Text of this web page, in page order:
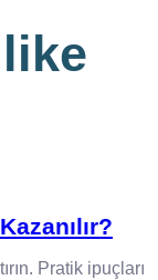
Pratik ipuçları